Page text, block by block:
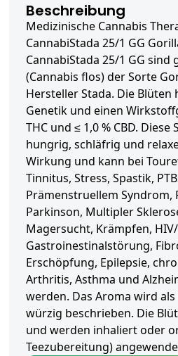
Beschreibung
Medizinische Cannabis
CannabiStada 25/1 GG
CannabiStada 25/1 GG
(Cannabis flos) der Sorte
Hersteller Stada. Die Blüten
Genetik und einen
THC und ≤ 1,0 % CBD.
hungrig, schläfrig und
Wirkung und kann bei
Tinnitus, Stress, Spastik,
Prämenstruellem Syndrom,
Parkinson, Multipler
Magersucht, Krämpfen, HIV/
Gastroinestinalstörung,
Erschöpfung, Epilepsie,
Arthritis, Asthma und
werden. Das Aroma wird
würzig beschrieben. Die
und werden inhaliert oder
Teezubereitung)